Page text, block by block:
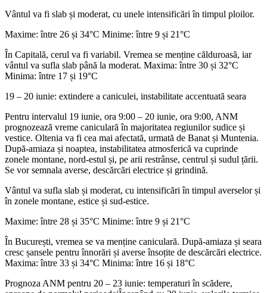
Vântul va fi slab și moderat, cu unele intensificări în timpul ploilor.
Maxime: între 26 și 34°C Minime: între 9 și 21°C
În Capitală, cerul va fi variabil. Vremea se menține călduroasă, iar
vântul va sufla slab până la moderat. Maxima: între 30 și 32°C
Minima: între 17 și 19°C
19 – 20 iunie: extindere a caniculei, instabilitate accentuată seara
Pentru intervalul 19 iunie, ora 9:00 – 20 iunie, ora 9:00, ANM
prognozează vreme caniculară în majoritatea regiunilor sudice și
vestice. Oltenia va fi cea mai afectată, urmată de Banat și Muntenia.
După-amiaza și noaptea, instabilitatea atmosferică va cuprinde
zonele montane, nord-estul și, pe arii restrânse, centrul și sudul țării.
Se vor semnala averse, descărcări electrice și grindină.
Vântul va sufla slab și moderat, cu intensificări în timpul averselor și
în zonele montane, estice și sud-estice.
Maxime: între 28 și 35°C Minime: între 9 și 21°C
În București, vremea se va menține caniculară. După-amiaza și seara
cresc șansele pentru înnorări și averse însoțite de descărcări electrice.
Maxima: între 33 și 34°C Minima: între 16 și 18°C
Prognoza ANM pentru 20 – 23 iunie: temperaturi în scădere,